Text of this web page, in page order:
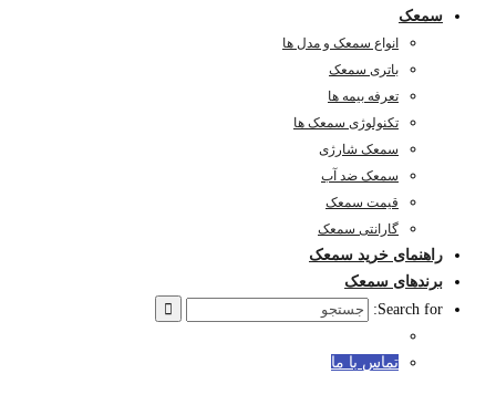
سمعک
انواع سمعک و مدل ها
باتری سمعک
تعرفه بیمه ها
تکنولوژی سمعک ها
سمعک شارژی
سمعک ضد آب
قیمت سمعک
گارانتی سمعک
راهنمای خرید سمعک
برندهای سمعک
Search for:
تماس با ما